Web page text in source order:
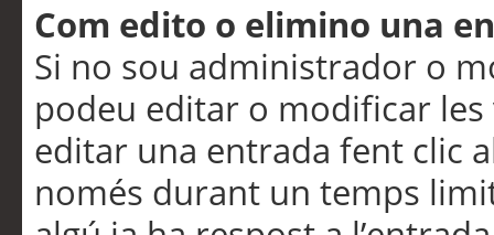
Com edito o elimino una
Si no sou administrador o
podeu editar o modificar
editar una entrada fent clic
només durant un temps